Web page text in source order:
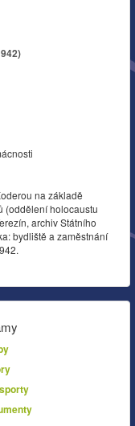
na základě
(oddělení holocaustu
archiv Státního
bydliště a zaměstnání